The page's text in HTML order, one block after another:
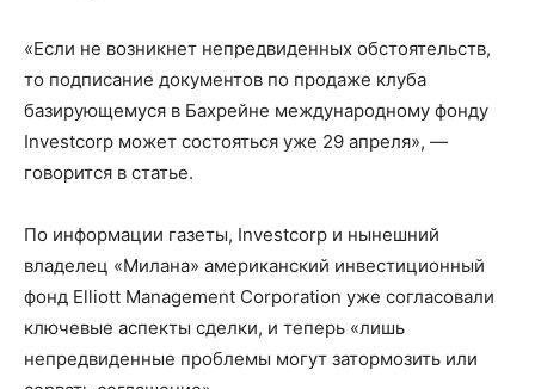
«Если не возникнет непредвиденных обстоятельств,
то подписание документов по продаже клуба
базирующемуся в Бахрейне международному фонду
Investcorp может состояться уже 29 апреля», —
говорится в статье.
По информации газеты, Investcorp и нынешний
владелец «Милана» американский инвестиционный
фонд Elliott Management Corporation уже согласовали
ключевые аспекты сделки, и теперь «лишь
непредвиденные проблемы могут затормозить или